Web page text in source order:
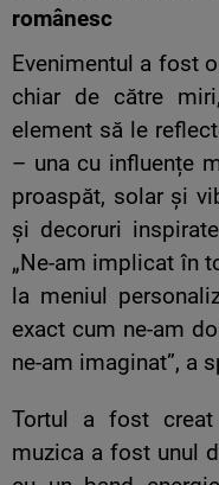
românesc
Evenimentul a fost
chiar de către
element să le
– una cu influențe
proaspăt, solar și
și decoruri
„Ne-am implicat în
la meniul
exact cum ne-am
ne-am imaginat”, a
Tortul a fost
muzica a fost unul